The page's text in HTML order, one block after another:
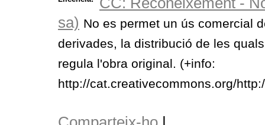
sa) No es permet un ús comercial
derivades, la distribució de les
regula l'obra original. (+info:
http://cat.creativecommons.org/